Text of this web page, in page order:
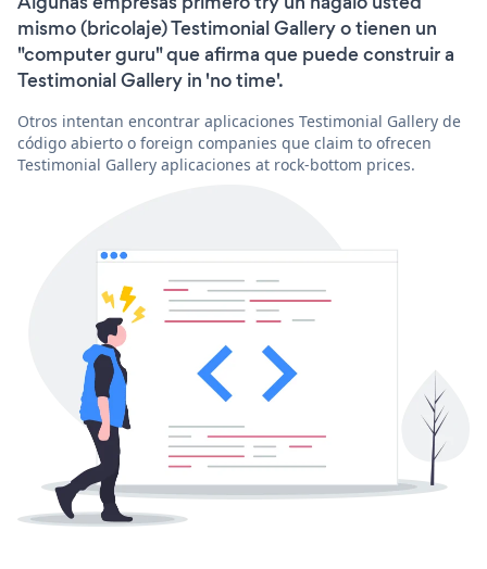
mismo (bricolaje) Testimonial Gallery o tienen un
"computer guru" que afirma que puede construir a
Testimonial Gallery in 'no time'.
Otros intentan encontrar aplicaciones Testimonial Gallery de
código abierto o foreign companies que claim to ofrecen
Testimonial Gallery aplicaciones at rock-bottom prices.